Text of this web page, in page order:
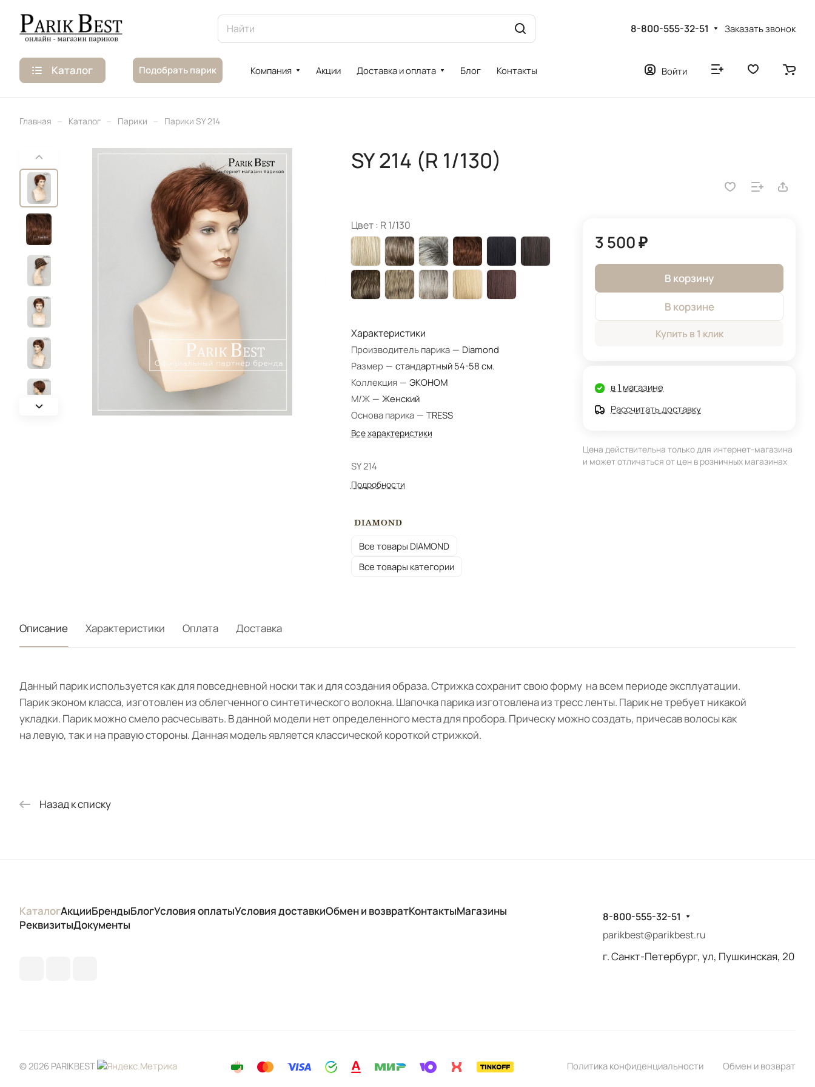
8-800-555-32-51 Заказать звонок
Каталог Подобрать парик Компания Акции Доставка и оплата Блог Контакты Войти
Главная – Каталог – Парики – Парики SY 214
SY 214 (R 1/130)
Цвет : R 1/130
Характеристики
Производитель парика — Diamond
Размер — стандартный 54-58 см.
Коллекция — ЭКОНОМ
М/Ж — Женский
Основа парика — TRESS
Все характеристики
SY 214
Подробности
Все товары DIAMOND
Все товары категории
3 500 ₽
В корзину
В корзине
Купить в 1 клик
в 1 магазине
Рассчитать доставку
Цена действительна только для интернет-магазина
и может отличаться от цен в розничных магазинах
Описание Характеристики Оплата Доставка
Данный парик используется как для повседневной носки так и для создания образа. Стрижка сохранит свою форму на всем периоде эксплуатации.
Парик эконом класса, изготовлен из облегченного синтетического волокна. Шапочка парика изготовлена из тресс ленты. Парик не требует никакой
укладки. Парик можно смело расчесывать. В данной модели нет определенного места для пробора. Прическу можно создать, причесав волосы как
на левую, так и на правую стороны. Данная модель является классической короткой стрижкой.
Назад к списку
КаталогАкцииБрендыБлогУсловия оплатыУсловия доставкиОбмен и возвратКонтактыМагазины
РеквизитыДокументы
8-800-555-32-51
parikbest@parikbest.ru
г. Санкт-Петербург, ул, Пушкинская, 20
© 2026 PARIKBEST Политика конфиденциальности Обмен и возврат